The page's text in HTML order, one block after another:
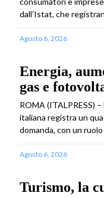
dall’Istat, che
Agosto 6, 2026
Energia,
gas e
ROMA (ITALPRESS)
italiana registra un
domanda, con un
Agosto 6, 2026
Turismo, la